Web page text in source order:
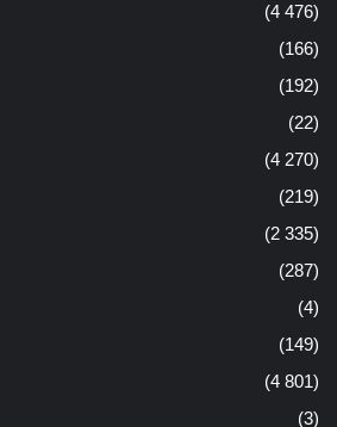
(4 476)
(166)
(192)
(22)
(4 270)
(219)
(2 335)
(287)
(4)
(149)
(4 801)
(3)